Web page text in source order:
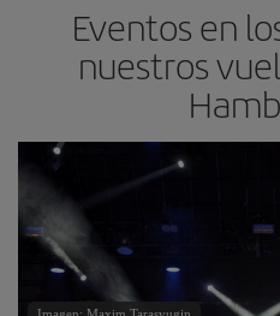
Eventos en
nuestros